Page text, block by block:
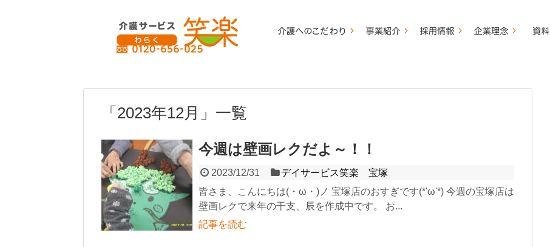
「 2023年12月 」 一覧
今週は壁画レクだよ～！！
2023/12/31
デイサービス笑楽 宝塚
皆さま、こんにちは(・ω・)ノ 宝塚店のおすぎです(*'ω'*) 今週の宝塚店は
壁画レクで来年の干支、辰を作成中です。 お...
記事を読む